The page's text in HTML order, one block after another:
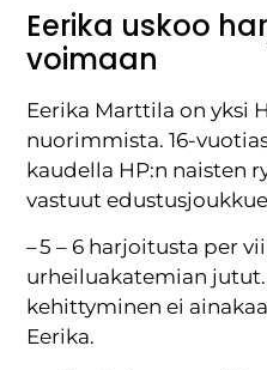
Eerika uskoo
voimaan
Eerika Marttila on yksi
nuorimmista. 16-
kaudella HP:n naisten
vastuut
– 5 – 6 harjoitusta per
urheiluakatemian
kehittyminen ei
Eerika.